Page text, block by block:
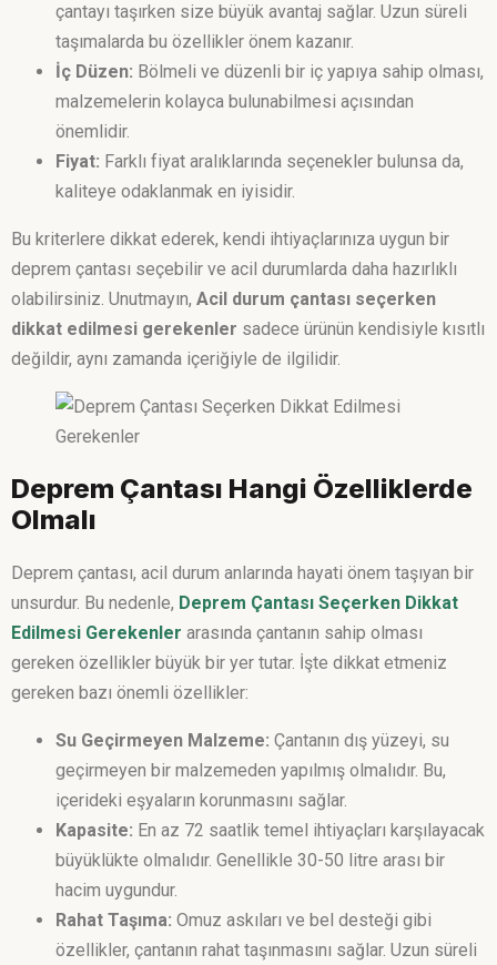
çantayı taşırken size büyük avantaj sağlar. Uzun süreli
taşımalarda bu özellikler önem kazanır.
İç Düzen: Bölmeli ve düzenli bir iç yapıya sahip olması,
malzemelerin kolayca bulunabilmesi açısından
önemlidir.
Fiyat: Farklı fiyat aralıklarında seçenekler bulunsa da,
kaliteye odaklanmak en iyisidir.
Bu kriterlere dikkat ederek, kendi ihtiyaçlarınıza uygun bir
deprem çantası seçebilir ve acil durumlarda daha hazırlıklı
olabilirsiniz. Unutmayın, Acil durum çantası seçerken
dikkat edilmesi gerekenler sadece ürünün kendisiyle kısıtlı
değildir, aynı zamanda içeriğiyle de ilgilidir.
Deprem Çantası Hangi Özelliklerde
Olmalı
Deprem çantası, acil durum anlarında hayati önem taşıyan bir
unsurdur. Bu nedenle, Deprem Çantası Seçerken Dikkat
Edilmesi Gerekenler arasında çantanın sahip olması
gereken özellikler büyük bir yer tutar. İşte dikkat etmeniz
gereken bazı önemli özellikler:
Su Geçirmeyen Malzeme: Çantanın dış yüzeyi, su
geçirmeyen bir malzemeden yapılmış olmalıdır. Bu,
içerideki eşyaların korunmasını sağlar.
Kapasite: En az 72 saatlik temel ihtiyaçları karşılayacak
büyüklükte olmalıdır. Genellikle 30-50 litre arası bir
hacim uygundur.
Rahat Taşıma: Omuz askıları ve bel desteği gibi
özellikler, çantanın rahat taşınmasını sağlar. Uzun süreli